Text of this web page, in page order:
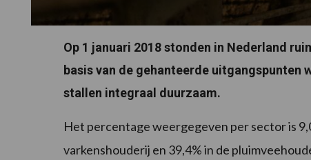
Op 1 januari 2018 stonden in Nederland
basis van de gehanteerde uitgangspunten
stallen integraal duurzaam.
Het percentage weergegeven per sector is
varkenshouderij en 39,4% in de